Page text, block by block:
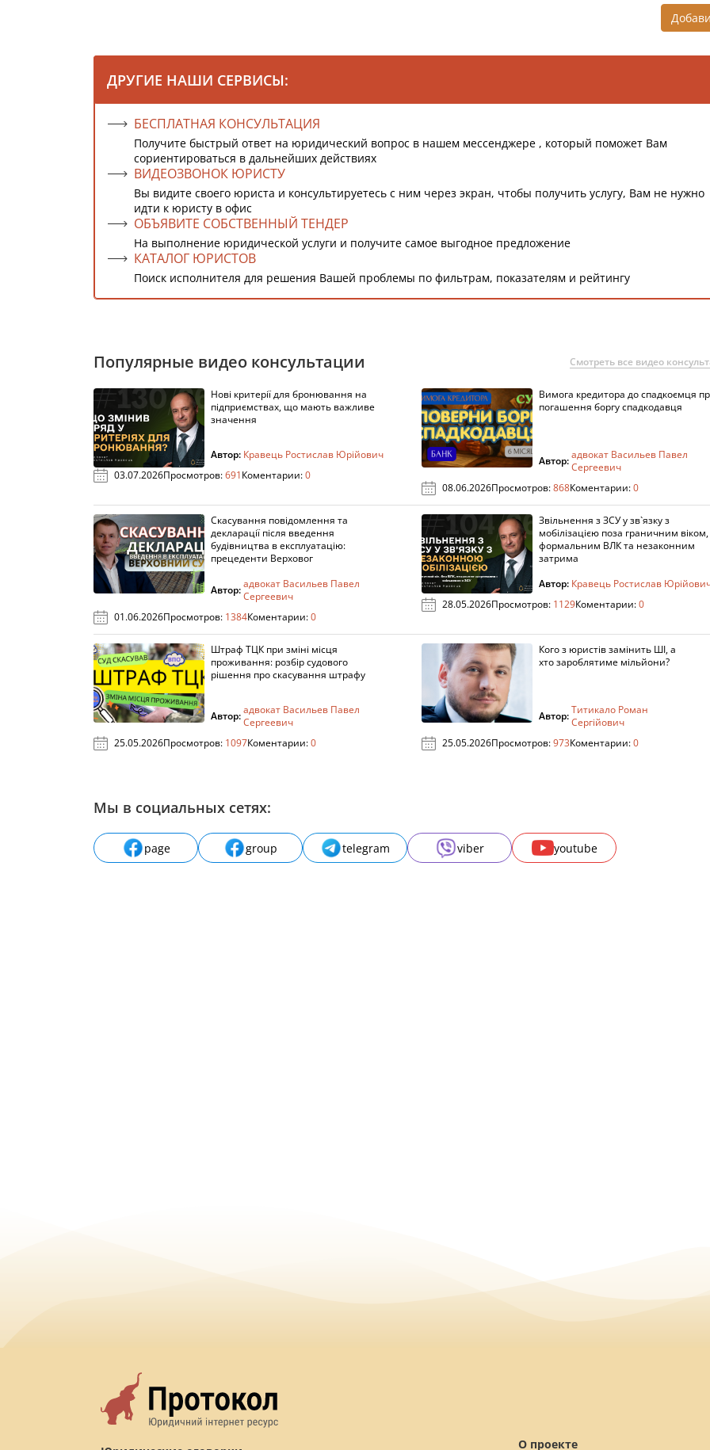
ДРУГИЕ НАШИ СЕРВИСЫ:
БЕСПЛАТНАЯ КОНСУЛЬТАЦИЯ
Получите быстрый ответ на юридический вопрос в нашем мессенджере , который поможет Вам
сориентироваться в дальнейших действиях
ВИДЕОЗВОНОК ЮРИСТУ
Вы видите своего юриста и консультируетесь с ним через экран, чтобы получить услугу, Вам не нужно
идти к юристу в офис
ОБЪЯВИТЕ СОБСТВЕННЫЙ ТЕНДЕР
На выполнение юридической услуги и получите самое выгодное предложение
КАТАЛОГ ЮРИСТОВ
Поиск исполнителя для решения Вашей проблемы по фильтрам, показателям и рейтингу
Популярные видео консультации Смотреть все видео
Нові критерії для бронювання на
підприємствах, що мають важливе
значення
Автор: Кравець Ростислав Юрійович
03.07.2026Просмотров:691Коментарии:0
Вимога кредитора до спадкоємця
погашення боргу спадкодавця
Автор:адвокат Васильев Павел
Сергеевич
08.06.2026Просмотров:868Коментарии:0
Скасування повідомлення та
декларації після введення
будівництва в експлуатацію:
прецеденти Верховог
Автор:адвокат Васильев Павел
Сергеевич
01.06.2026Просмотров: 1384Коментарии:0
Звільнення з ЗСУ у зв`язку з
мобілізацією поза граничним віком,
формальним ВЛК та незаконним
затрима
Автор: Кравець Ростислав
28.05.2026Просмотров: 1129Коментарии:0
Штраф ТЦК при зміні місця
проживання: розбір судового
рішення про скасування штрафу
Автор:адвокат Васильев Павел
Сергеевич
25.05.2026Просмотров: 1097Коментарии:0
Кого з юристів замінить ШІ, а
хто зароблятиме мільйони?
Автор:Титикало Роман
Сергійович
25.05.2026Просмотров:973Коментарии:0
Мы в социальных сетях:
page group telegram viber youtube
О проекте